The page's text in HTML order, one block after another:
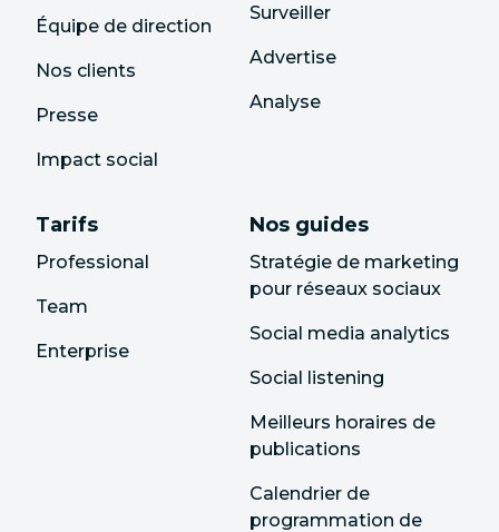
Équipe de direction
Nos clients
Presse
Impact social
Surveiller
Advertise
Analyse
Tarifs
Professional
Team
Enterprise
Nos guides
Stratégie de marketing
pour réseaux sociaux
Social media analytics
Social listening
Meilleurs horaires de
publications
Calendrier de
programmation de